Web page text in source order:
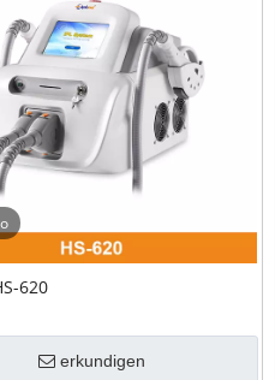
620
erkundigen